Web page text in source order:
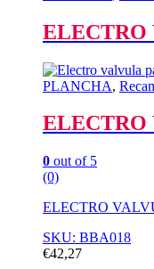
ELECTRO
PLANCHA,
ELECTRO
0 out of 5
(0)
ELECTRO
SKU: BBA018
€42,27